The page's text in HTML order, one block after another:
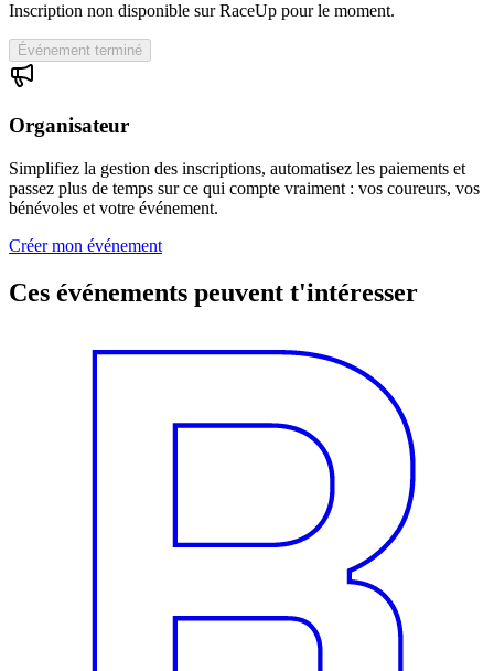
Inscription non disponible sur RaceUp pour le moment.
Événement terminé
Organisateur
Simplifiez la gestion des inscriptions, automatisez les paiements et
passez plus de temps sur ce qui compte vraiment : vos coureurs, vos
bénévoles et votre événement.
Créer mon événement
Ces événements peuvent t'intéresser